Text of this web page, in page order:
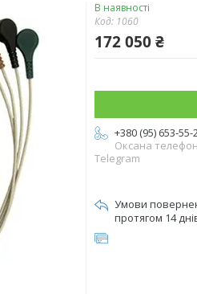
В наявності
Код: 1060
172 050 ₴
+380 (95) 653-55-
Оксана
Telegram
протягом 14